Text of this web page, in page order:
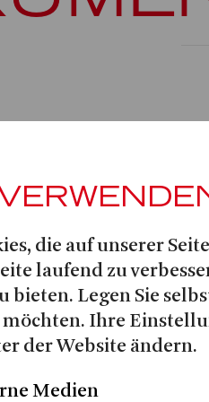
der westdeutschen
von
in einer Reihe von
Herbert
Peter Ronnefeld. So
und
wird umrahmt
die auf unserer
laufend zu
bieten. Legen Sie
möchten. Ihre
der Website ändern.
Medien